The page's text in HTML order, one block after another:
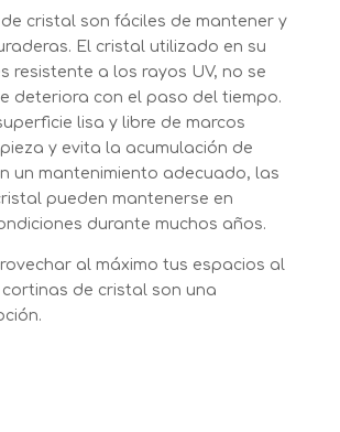
cristal son fáciles de mantener y
El cristal utilizado en su
resistente a los rayos UV, no se
deteriora con el paso del tiempo.
lisa y libre de marcos
y evita la acumulación de
un mantenimiento adecuado, las
pueden mantenerse en
durante muchos años.
al máximo tus espacios al
cortinas de cristal son una